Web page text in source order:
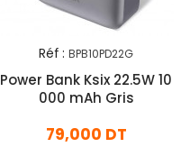
Réf : BPB10PD22G
Power Bank Ksix 22.5W 10
000 mAh Gris
79,000 DT